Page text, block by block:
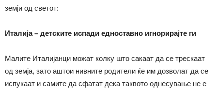
земји од светот:
Италија – детските испади едноставно игнорирајте ги
Малите Италијанци можат колку што сакаат да се трескаат
од земја, зато аштои нивните родители ќе им дозволат да се
испукаат и самите да сфатат дека таквото однесување не е